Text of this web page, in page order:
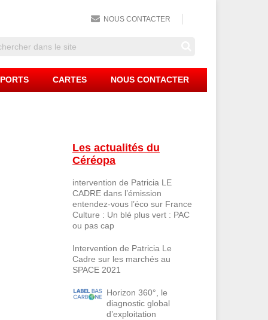
NOUS CONTACTER
CARTES NOUS CONTACTER
Les actualités du
Céréopa
intervention de Patricia LE
CADRE dans l’émission
entendez-vous l’éco sur France
Culture : Un blé plus vert : PAC
ou pas cap
Intervention de Patricia Le
Cadre sur les marchés au
SPACE 2021
Horizon 360°, le
diagnostic global
d’exploitation